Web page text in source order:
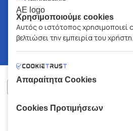
ΧΑΛΚΙΑΔΑΚΗΣ
Χρησιμοποιούμε cookies
Αυτός ο ιστότοπος χρησιμοποιεί
βελτιώσει την εμπειρία του χρήστη.
Απαραίτητα Cookies
Cookies Προτιμήσεων